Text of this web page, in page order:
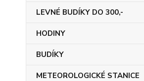
LEVNÉ BUDÍKY DO 300,-
HODINY
BUDÍKY
METEOROLOGICKÉ STANICE